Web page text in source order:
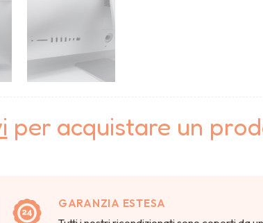
per acquistare un
GARANZIA ESTESA